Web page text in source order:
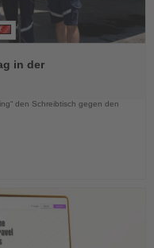
in der
den Schreibtisch gegen den